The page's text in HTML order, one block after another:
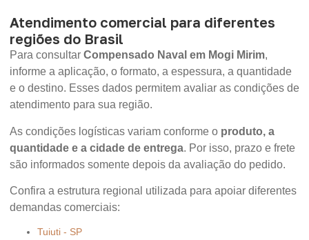
Atendimento comercial para diferentes
regiões do Brasil
Para consultar Compensado Naval em Mogi Mirim,
informe a aplicação, o formato, a espessura, a quantidade
e o destino. Esses dados permitem avaliar as condições de
atendimento para sua região.
As condições logísticas variam conforme o produto, a
quantidade e a cidade de entrega. Por isso, prazo e frete
são informados somente depois da avaliação do pedido.
Confira a estrutura regional utilizada para apoiar diferentes
demandas comerciais:
Tuiuti - SP